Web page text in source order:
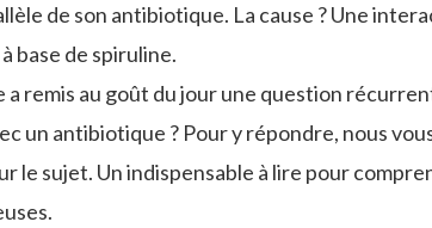
de son antibiotique. La cause ? Une
base de spiruline.
remis au goût du jour une question
un antibiotique ? Pour y répondre, nous
le sujet. Un indispensable à lire pour